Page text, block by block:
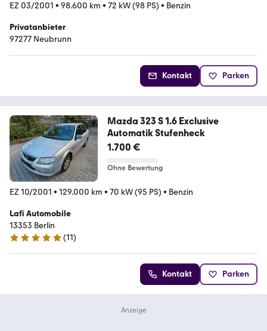
EZ 03/2001 • 98.600 km • 72 kW (98 PS) • Benzin
Privatanbieter
97277 Neubrunn
Kontakt Parken
Mazda 323 S 1.6 Exclusive
Automatik Stufenheck
1.700 €
Ohne Bewertung
EZ 10/2001 • 129.000 km • 70 kW (95 PS) • Benzin
Lafi Automobile
13353 Berlin
5 Sterne
(11)
Kontakt Parken